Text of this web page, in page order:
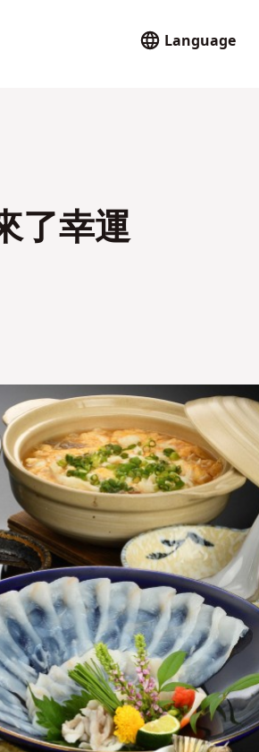
Language
了幸運